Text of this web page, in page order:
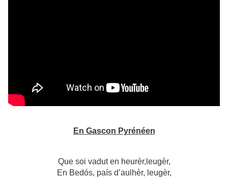
En Gascon Pyrénéen
Que soi vadut en heurèr,leugèr,
En Bedós, país d’aulhèr, leugèr,